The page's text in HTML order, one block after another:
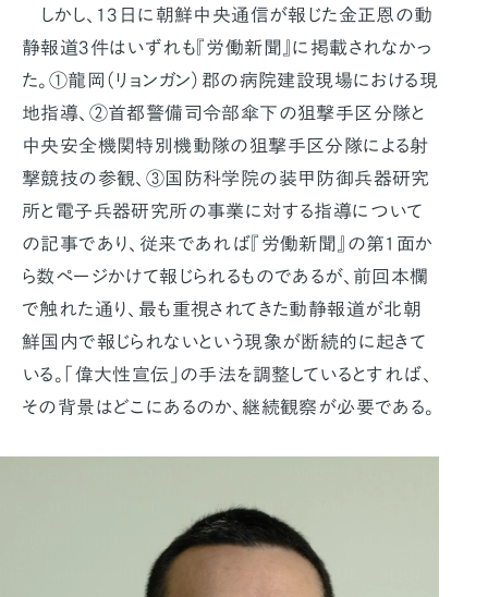
しかし、13日に朝鮮中央通信が報じた金正恩の動
静報道3件はいずれも『労働新聞』に掲載されなかっ
た。①龍岡（リョンガン）郡の病院建設現場における現
地指導、②首都警備司令部傘下の狙撃手区分隊と
中央安全機関特別機動隊の狙撃手区分隊による射
撃競技の参観、③国防科学院の装甲防御兵器研究
所と電子兵器研究所の事業に対する指導について
の記事であり、従来であれば『労働新聞』の第1面か
ら数ページかけて報じられるものであるが、前回本欄
で触れた通り、最も重視されてきた動静報道が北朝
鮮国内で報じられないという現象が断続的に起きて
いる。「偉大性宣伝」の手法を調整しているとすれば、
その背景はどこにあるのか、継続観察が必要である。